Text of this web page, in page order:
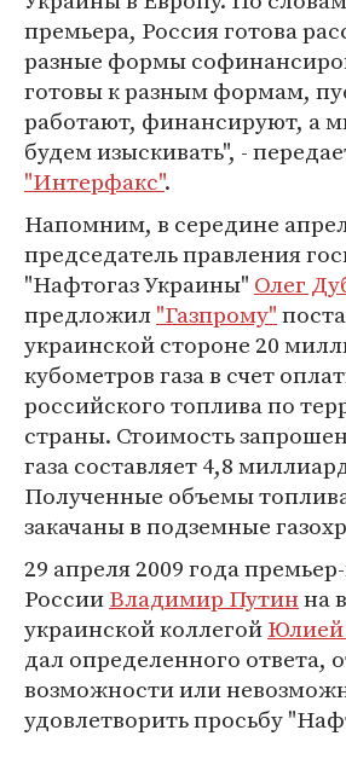
премьера, Россия готова
разные формы
готовы к разным формам,
работают, финансируют, а
будем изыскивать", -
"Интерфакс".
Напомним, в середине
председатель правления
"Нафтогаз Украины" Олег
предложил"Газпрому"
украинской стороне 20
кубометров газа в счет
российского топлива по
страны. Стоимость
газа составляет 4,8
Полученные объемы
закачаны в подземные
29 апреля 2009 года
РоссииВладимир Путинна
украинской коллегой
дал определенного ответа,
возможности или
удовлетворить просьбу